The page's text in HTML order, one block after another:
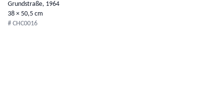
Grundstraße, 1964
38 × 50,5 cm
# CHC0016